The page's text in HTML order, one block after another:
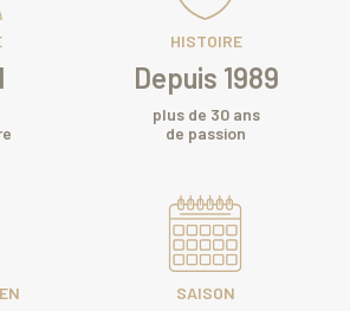
HISTOIRE
Depuis 1989
plus de 30 ans
de passion
SAISON